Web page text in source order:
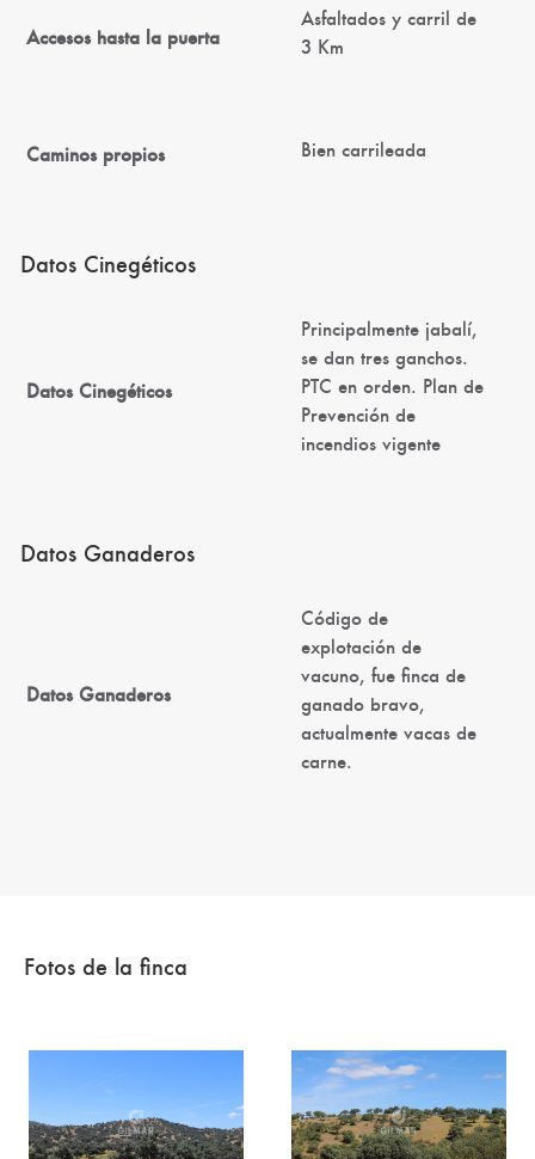
Accesos hasta la puerta
Asfaltados y carril de
3 Km
Caminos propios Bien carrileada
Datos Cinegéticos
Datos Cinegéticos
Principalmente jabalí,
se dan tres ganchos.
PTC en orden. Plan de
Prevención de
incendios vigente
Datos Ganaderos
Datos Ganaderos
Código de
explotación de
vacuno, fue finca de
ganado bravo,
actualmente vacas de
carne.
Fotos de la finca